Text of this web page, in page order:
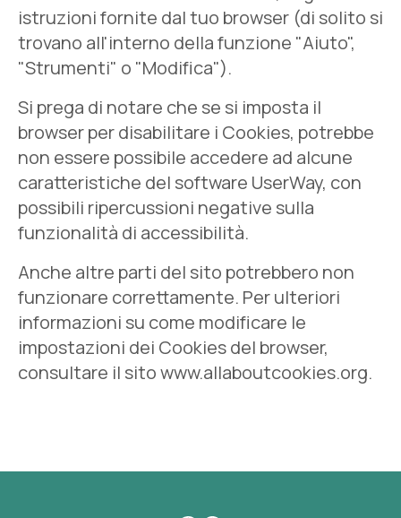
istruzioni fornite dal tuo browser (di solito si
trovano all'interno della funzione "Aiuto",
"Strumenti" o "Modifica").
Si prega di notare che se si imposta il
browser per disabilitare i Cookies, potrebbe
non essere possibile accedere ad alcune
caratteristiche del software UserWay, con
possibili ripercussioni negative sulla
funzionalità di accessibilità.
Anche altre parti del sito potrebbero non
funzionare correttamente. Per ulteriori
informazioni su come modificare le
impostazioni dei Cookies del browser,
consultare il sitowww.allaboutcookies.org.